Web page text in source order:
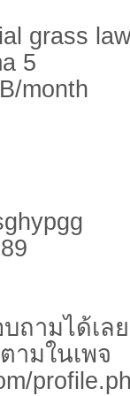
grass
5
month
ถามได้เล
ามในเพจ